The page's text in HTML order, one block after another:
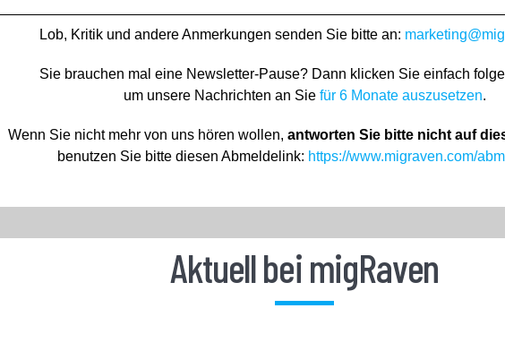
Lob, Kritik und andere Anmerkungen senden Sie bitte an:
Sie brauchen mal eine Newsletter-Pause? Dann klicken Sie einfach
um unsere Nachrichten an Sie für 6 Monate auszusetzen.
Wenn Sie nicht mehr von uns hören wollen, antworten Sie bitte nicht auf
benutzen Sie bitte diesen Abmeldelink: https://www.migraven.com/
Aktuell bei migRaven